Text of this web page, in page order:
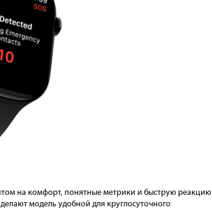
на комфорт, понятные метрики и быструю реакцию
модель удобной для круглосуточного